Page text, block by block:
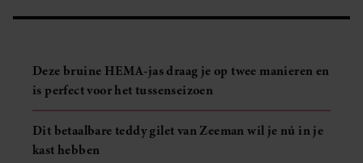
Deze bruine HEMA-jas draag je op twee manieren en
is perfect voor het tussenseizoen
Dit betaalbare teddy gilet van Zeeman wil je nú in je
kast hebben